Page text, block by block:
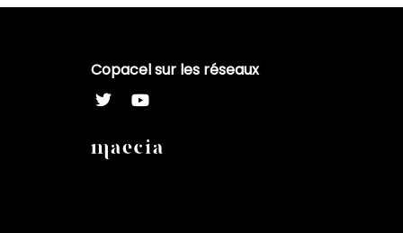
Copacel sur les réseaux